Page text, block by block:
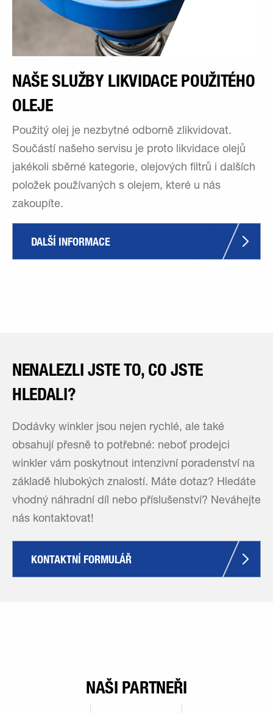
NAŠE SLUŽBY LIKVIDACE POUŽITÉHO
OLEJE
Použitý olej je nezbytné odborně zlikvidovat.
Součástí našeho servisu je proto likvidace olejů
jakékoli sběrné kategorie, olejových filtrů i dalších
položek používaných s olejem, které u nás
zakoupíte.
DALŠÍ INFORMACE
NENALEZLI JSTE TO, CO JSTE
HLEDALI?
Dodávky winkler jsou nejen rychlé, ale také
obsahují přesně to potřebné: neboť prodejci
winkler vám poskytnout intenzivní poradenství na
základě hlubokých znalostí. Máte dotaz? Hledáte
vhodný náhradní díl nebo příslušenství? Neváhejte
nás kontaktovat!
KONTAKTNÍ FORMULÁŘ
NAŠI PARTNEŘI